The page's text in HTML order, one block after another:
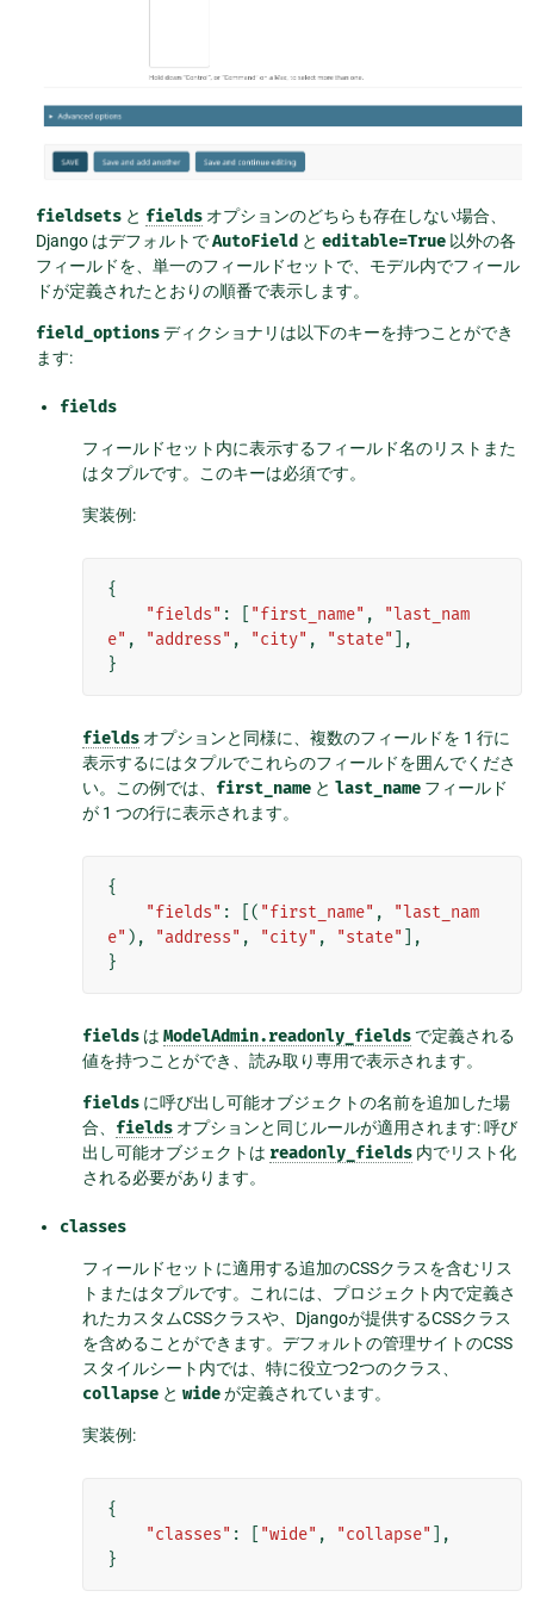
fieldsetsと fieldsオプションのどちらも存在しない場合、
Django はデフォルトでAutoField と editable=True以外の各
フィールドを、単一のフィールドセットで、モデル内でフィール
ドが定義されたとおりの順番で表示します。
field_optionsディクショナリは以下のキーを持つことができ
ます:
fields
フィールドセット内に表示するフィールド名のリストまた
はタプルです。このキーは必須です。
実装例:
{
"fields" : "first_name" ,
"last_nam
e" , "address" , "city" , "state"
],
}
fields オプションと同様に、複数のフィールドを 1 行に
表示するにはタプルでこれらのフィールドを囲んでくださ
い。この例では、 first_name とlast_name フィールド
が 1 つの行に表示されます。
{
"fields" : [( "first_name" ,
"last_nam
e" ), "address" , "city" , "state"
],
}
fields はModelAdmin.readonly_fields で定義される
値を持つことができ、読み取り専用で表示されます。
fields に呼び出し可能オブジェクトの名前を追加した場
合、 fields オプションと同じルールが適用されます: 呼び
出し可能オブジェクトは readonly_fields 内でリスト化
される必要があります。
classes
フィールドセットに適用する追加のCSSクラスを含むリス
トまたはタプルです。これには、プロジェクト内で定義さ
れたカスタムCSSクラスや、Djangoが提供するCSSクラス
を含めることができます。デフォルトの管理サイトのCSS
スタイルシート内では、特に役立つ2つのクラス、
collapse とwideが定義されています。
実装例:
{
"classes" : "wide" , "collapse"
],
}